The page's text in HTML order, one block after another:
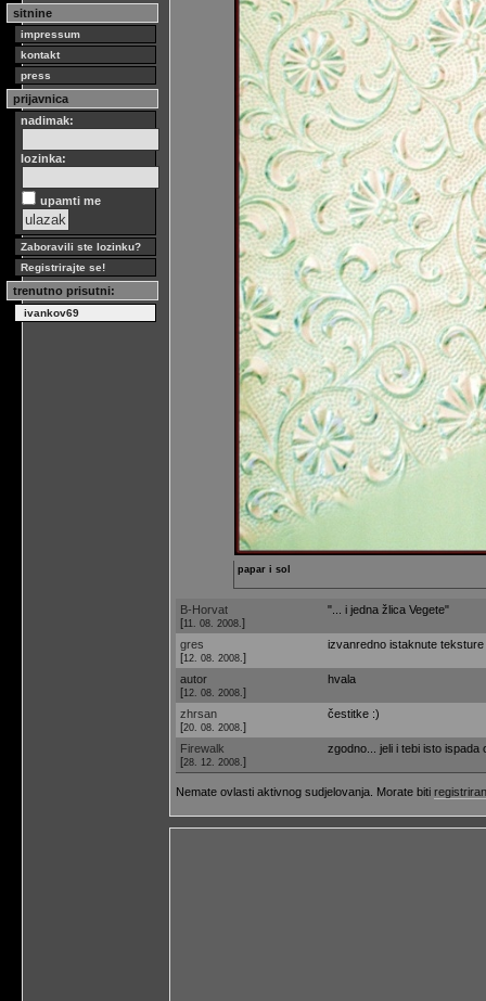
sitnine
impressum
kontakt
press
prijavnica
nadimak:
lozinka:
upamti me
Zaboravili ste lozinku?
Registrirajte se!
trenutno prisutni:
ivankov69
papar i sol
B-Horvat
[11. 08. 2008. ]
"... i jedna žlica Vegete"
gres
[12. 08. 2008. ]
izvanredno istaknute teksture
autor
[12. 08. 2008. ]
hvala
zhrsan
[20. 08. 2008. ]
čestitke :)
Firewalk
[28. 12. 2008. ]
zgodno... jeli i tebi isto
Nemate ovlasti aktivnog sudjelovanja. Morate biti